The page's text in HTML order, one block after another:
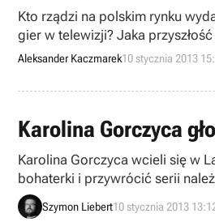
Kto rządzi na polskim rynku
gier w telewizji? Jaka
Aleksander Kaczmarek10 stycznia 2013
Karolina Gorczyca
Karolina Gorczyca wcieli się w
bohaterki i przywrócić serii
Szymon Liebert10 stycznia 2013